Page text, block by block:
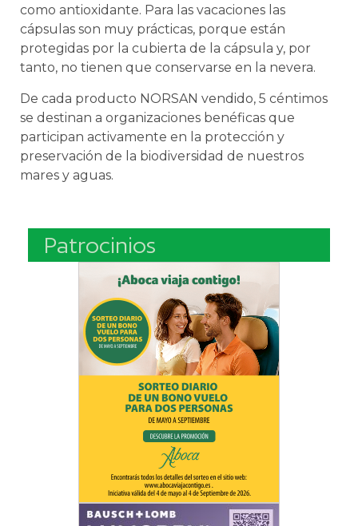
como antioxidante. Para las vacaciones las
cápsulas son muy prácticas, porque están
protegidas por la cubierta de la cápsula y, por
tanto, no tienen que conservarse en la nevera.
De cada producto NORSAN vendido, 5 céntimos
se destinan a organizaciones benéficas que
participan activamente en la protección y
preservación de la biodiversidad de nuestros
mares y aguas.
Patrocinios